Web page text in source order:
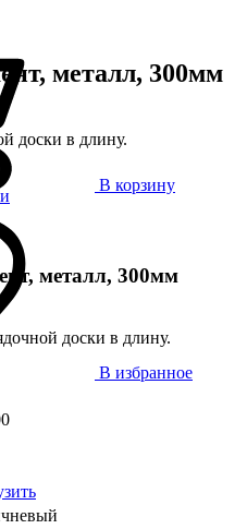
В корзину
В избранное
металл, 300мм
доски в длину.
металл, 300мм
доски в длину.